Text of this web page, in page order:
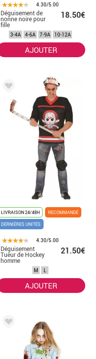
4.30/5.00
Déguisement de
nonne noire pour
fille
18.50€
3-4A 4-6A 7-9A 10-12A
AJOUTER
LIVRAISON 24/48H
RECOMMANDÉ
DERNIÈRES UNITÉS
4.30/5.00
Déguisement
Tueur de Hockey
homme
21.50€
M L
AJOUTER